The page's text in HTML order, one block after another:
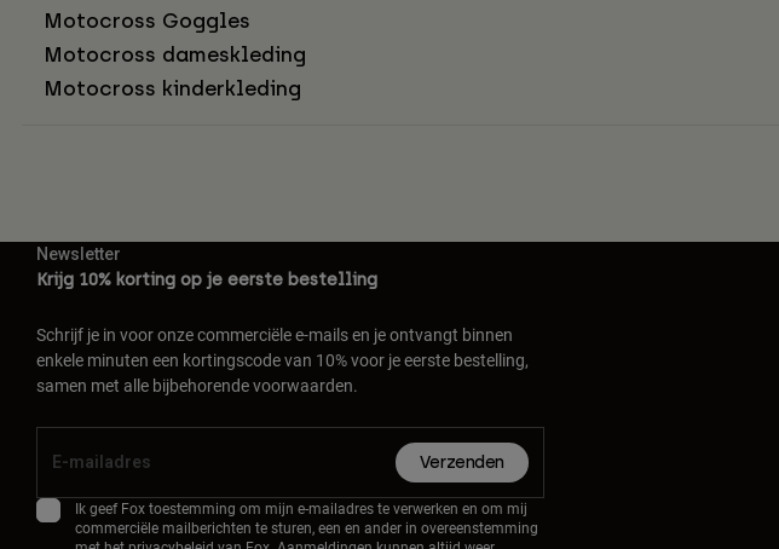
Motocross Goggles
Motocross dameskleding
Motocross kinderkleding
Newsletter
Krijg 10% korting op je eerste bestelling
Schrijf je in voor onze commerciële e-mails en je ontvangt binnen
enkele minuten een kortingscode van 10% voor je eerste bestelling,
samen met alle bijbehorende voorwaarden.
Verzenden
Ik geef Fox toestemming om mijn e-mailadres te verwerken en om mij
commerciële mailberichten te sturen, een en ander in overeenstemming